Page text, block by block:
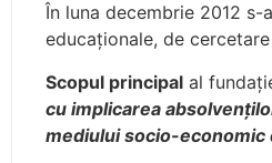
În luna decembrie 2012
educaţionale, de
Scopul principal al
cu implicarea
mediului socio-economic